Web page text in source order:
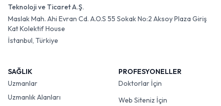
Teknoloji ve Ticaret A.Ş.
Maslak Mah. Ahi Evran Cd. A.O.S 55 Sokak No:2 Aksoy Plaza Giriş
Kat Kolektif House
İstanbul, Türkiye
SAĞLIK
Uzmanlar
Uzmanlık Alanları
PROFESYONELLER
Doktorlar İçin
Web Siteniz İçin